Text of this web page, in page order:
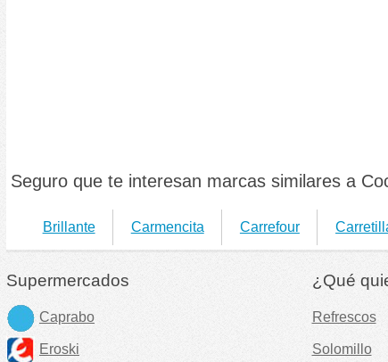
Seguro que te interesan marcas similares a
Brillante Carmencita Carrefour
Supermercados
Caprabo
Eroski
¿Qué
Refrescos
Solomillo